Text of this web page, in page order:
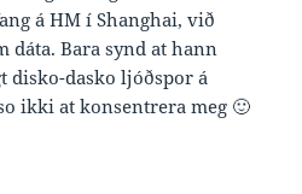
á HM í Shanghai, við
Bara synd at hann
dasko ljóðspor á
ikki at konsentrera meg 🙂